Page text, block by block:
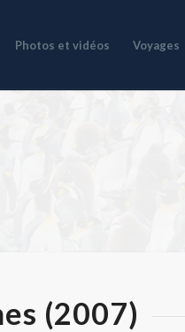
Photos et vidéos Voyages
(2007)